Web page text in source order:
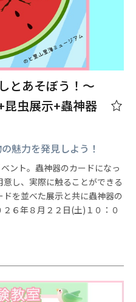
とあそぼう！～
昆虫展示+蟲神器
魅力を発見しよう！
ント。蟲神器のカードになっ
し、実際に触ることができる
を並べた展示と共に蟲神器の
６年８月２２日(土)１０：０